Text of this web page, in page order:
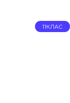
11КЛАС